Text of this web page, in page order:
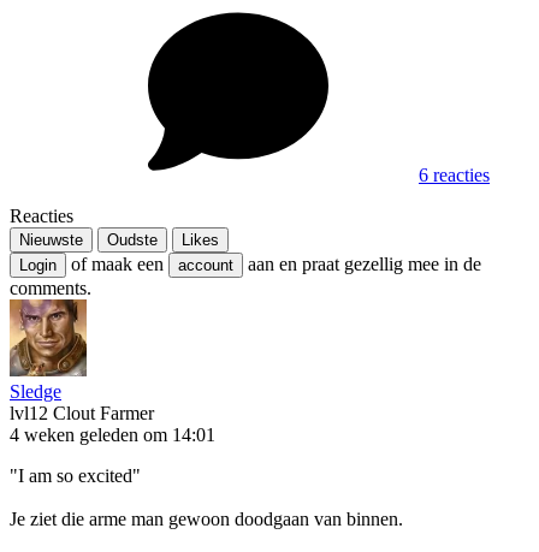
6 reacties
Reacties
Nieuwste Oudste
Likes
Login
of maak een account
aan en praat gezellig mee in de
comments.
Sledge
lvl12 Clout Farmer
4 weken geleden om 14:01
"I am so excited"
Je ziet die arme man gewoon doodgaan van binnen.